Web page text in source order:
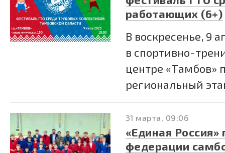
работающих (6+)
В воскресенье, 9
в спортивно-
центре «Тамбов»
региональный
31 марта, 09:06
«Единая Россия»
федерации